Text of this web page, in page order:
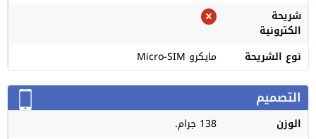
شريحة
الكترونية
نوع الشريحة
مايكرو Micro-SIM
التصميم
الوزن
138 جرام.